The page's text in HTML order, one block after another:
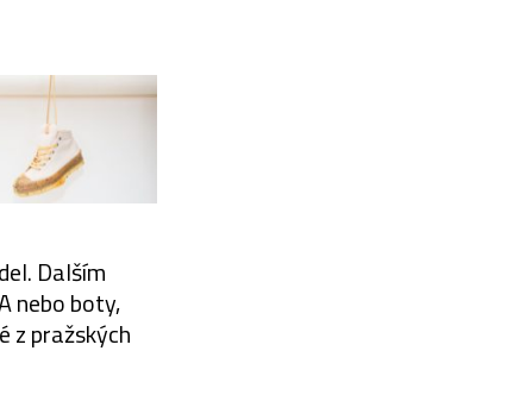
Dalším
nebo boty,
z pražských